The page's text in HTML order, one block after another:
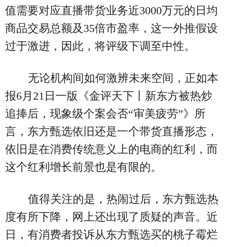
值需要对应直播带货业务近3000万元的日均
商品交易总额及35倍市盈率，这一外推假设
过于激进，因此，将评级下调至中性。
无论机构间如何激辨未来空间，正如本
报6月21日一版《金评天下丨新东方被热炒
追捧后，现象级个案会否“审美疲劳”》所
言，东方甄选依旧还是一个带货直播形态，
依旧是在消费传统意义上的电商的红利，而
这个红利增长前景也是有限的。
值得关注的是，热闹过后，东方甄选热
度有所下降，网上还出现了质疑的声音。近
日，有消费者投诉从东方甄选买的桃子霉烂